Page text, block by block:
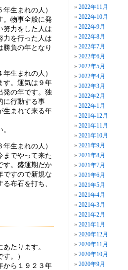
2022年11月
2022年10月
2022年9月
2022年8月
2022年7月
2022年6月
2022年5月
2022年4月
2022年3月
2022年2月
2022年1月
2021年12月
2021年11月
2021年10月
2021年9月
2021年8月
2021年7月
2021年6月
2021年5月
2021年4月
2021年3月
2021年2月
2021年1月
2020年12月
2020年11月
2020年10月
2020年9月
生まれの人）
。物事全般に発
努力をした人は
力を行った人は
負の年となり
生まれの人）
す。運気は９年
発の年です。独
に行動する事
生まれて来る年
生まれの人）
までやって来た
す。盛運期だか
ですので新規な
布石を打ち、
たります。
。）
から１９２３年